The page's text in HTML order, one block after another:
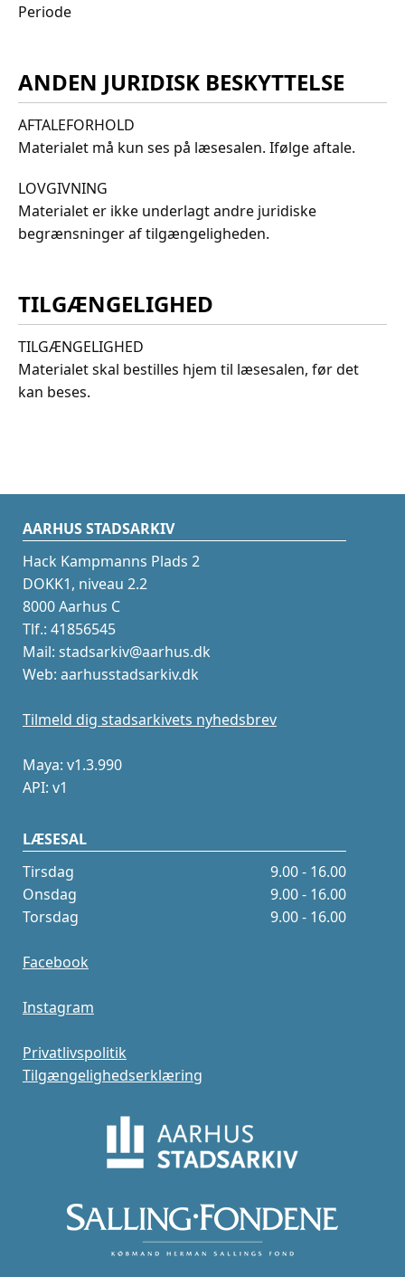
Periode
ANDEN JURIDISK BESKYTTELSE
AFTALEFORHOLD
Materialet må kun ses på læsesalen. Ifølge aftale.
LOVGIVNING
Materialet er ikke underlagt andre juridiske
begrænsninger af tilgængeligheden.
TILGÆNGELIGHED
TILGÆNGELIGHED
Materialet skal bestilles hjem til læsesalen, før det
kan beses.
AARHUS STADSARKIV
Hack Kampmanns Plads 2
DOKK1, niveau 2.2
8000 Aarhus C
Tlf.: 41856545
Mail: stadsarkiv@aarhus.dk
Web: aarhusstadsarkiv.dk
Tilmeld dig stadsarkivets nyhedsbrev
Maya: v1.3.990
API: v1
LÆSESAL
Tirsdag
9.00 - 16.00
Onsdag
9.00 - 16.00
Torsdag
9.00 - 16.00
Facebook
Instagram
Privatlivspolitik
Tilgængelighedserklæring